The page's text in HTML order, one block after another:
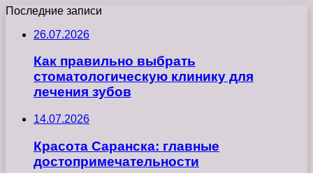
Последние записи
26.07.2026
Как правильно выбрать
стоматологическую клинику для
лечения зубов
14.07.2026
Красота Саранска: главные
достопримечательности